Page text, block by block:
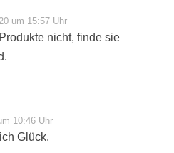
um 15:57 Uhr
nicht, finde sie
10:46 Uhr
Glück.